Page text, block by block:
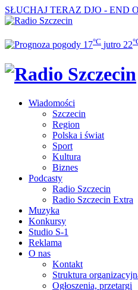
SŁUCHAJ TERAZ DJO - END
17°C jutro 22
Wiadomości
Szczecin
Region
Polska i świat
Sport
Kultura
Biznes
Podcasty
Radio Szczecin
Radio Szczecin Extra
Muzyka
Konkursy
Studio S-1
Reklama
O nas
Kontakt
Struktura
Ogłoszenia, przetargi